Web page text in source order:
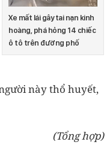
Xe mất lái gây tai nạn kinh
hoàng, phá hỏng 14 chiếc
ô tô trên đường phố
này thổ huyết,
(Tổng hợp)